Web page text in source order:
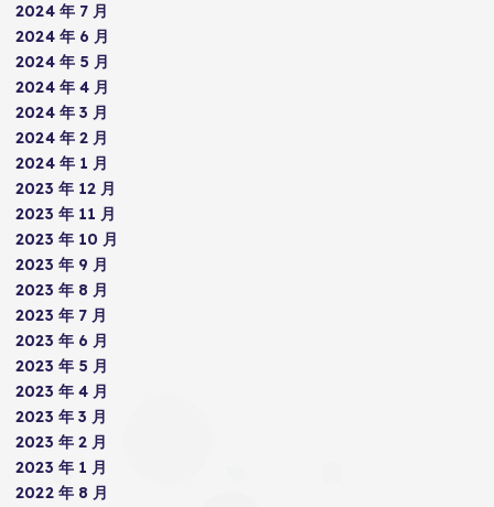
2024 年 7 月
2024 年 6 月
2024 年 5 月
2024 年 4 月
2024 年 3 月
2024 年 2 月
2024 年 1 月
2023 年 12 月
2023 年 11 月
2023 年 10 月
2023 年 9 月
2023 年 8 月
2023 年 7 月
2023 年 6 月
2023 年 5 月
2023 年 4 月
2023 年 3 月
2023 年 2 月
2023 年 1 月
2022 年 8 月